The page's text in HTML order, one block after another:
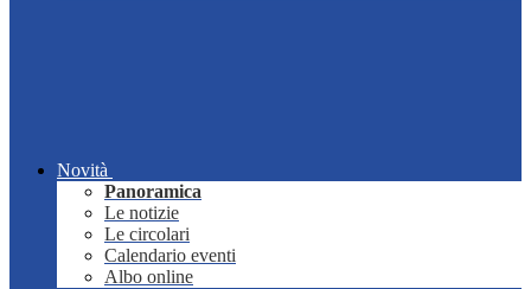
Novità
Panoramica
Le notizie
Le circolari
Calendario eventi
Albo online